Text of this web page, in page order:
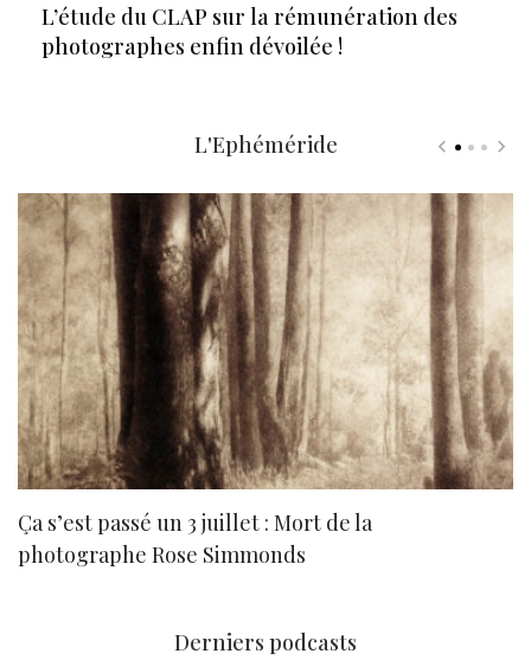
L’étude du CLAP sur la rémunération des
photographes enfin dévoilée !
L'Ephéméride
Ça s’est passé un 3 juillet : Mort de la
photographe Rose Simmonds
Derniers podcasts